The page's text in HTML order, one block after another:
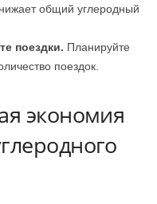
общий углеродный
поездки. Планируйте
поездок.
экономия